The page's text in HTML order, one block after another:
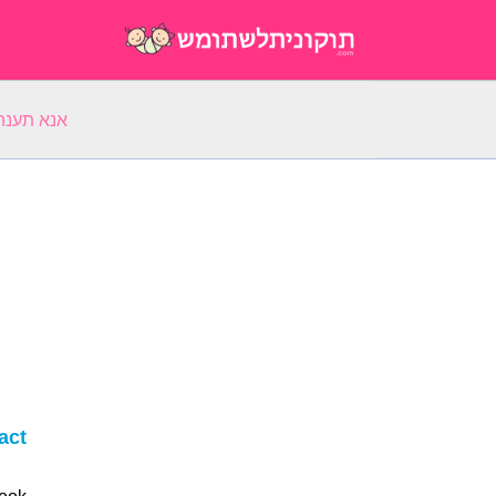
אנא תענה על 5 שאלות על השם